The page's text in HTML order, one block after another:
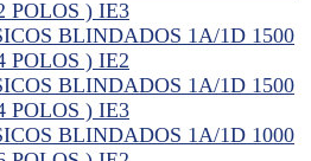
POLOS ) IE3
BLINDADOS 1A/1D 1500
POLOS ) IE2
BLINDADOS 1A/1D 1500
POLOS ) IE3
BLINDADOS 1A/1D 1000